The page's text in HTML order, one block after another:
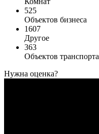
525
Объектов бизнеса
1607
Другое
363
Объектов транспорта
Нужна оценка?